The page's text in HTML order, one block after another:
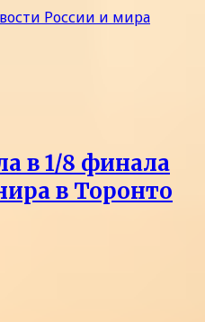
в 1/8 финала
в Торонто